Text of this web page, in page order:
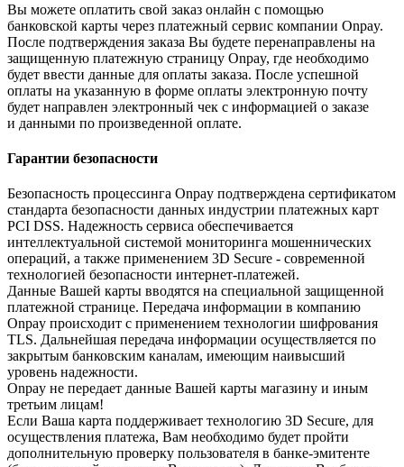
Вы можете оплатить свой заказ онлайн с помощью
банковской карты через платежный сервис компании Onpay.
После подтверждения заказа Вы будете перенаправлены на
защищенную платежную страницу Onpay, где необходимо
будет ввести данные для оплаты заказа. После успешной
оплаты на указанную в форме оплаты электронную почту
будет направлен электронный чек с информацией о заказе
и данными по произведенной оплате.
Гарантии безопасности
Безопасность процессинга Onpay подтверждена сертификатом
стандарта безопасности данных индустрии платежных карт
PCI DSS. Надежность сервиса обеспечивается
интеллектуальной системой мониторинга мошеннических
операций, а также применением 3D Secure - современной
технологией безопасности интернет-платежей.
Данные Вашей карты вводятся на специальной защищенной
платежной странице. Передача информации в компанию
Onpay происходит с применением технологии шифрования
TLS. Дальнейшая передача информации осуществляется по
закрытым банковским каналам, имеющим наивысший
уровень надежности.
Onpay не передает данные Вашей карты магазину и иным
третьим лицам!
Если Ваша карта поддерживает технологию 3D Secure, для
осуществления платежа, Вам необходимо будет пройти
дополнительную проверку пользователя в банке-эмитенте